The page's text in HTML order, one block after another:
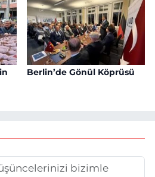
Berlin’de Gönül Köprüsü